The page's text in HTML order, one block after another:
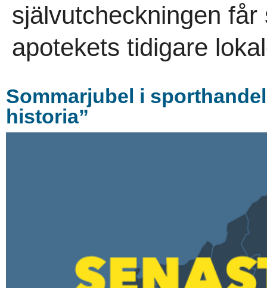
självutcheckningen
apotekets tidigare
Sommarjubel i
historia”